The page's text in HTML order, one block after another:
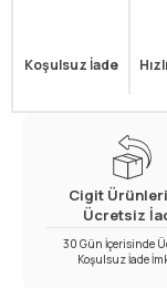
Koşulsuz İade
Cigit
Ücretsiz
30 Gün İçerisinde
Koşulsuz İade